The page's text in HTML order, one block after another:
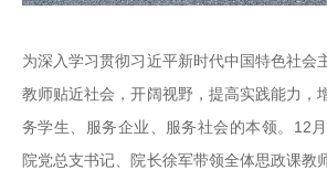
为深入学习贯彻习近平新时代中国特色社会
教师贴近社会，开阔视野，提高实践能力，
务学生、服务企业、服务社会的本领。12
院党总支书记、院长徐军带领全体思政课教